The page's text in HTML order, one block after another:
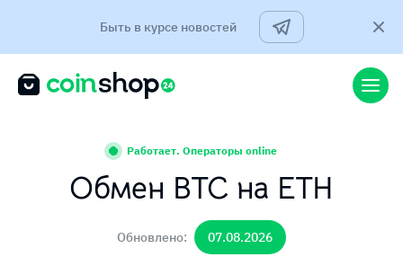
Быть в курсе новостей
Работает. Операторы online
Обмен BTC на ETH
Обновлено: 07.08.2026